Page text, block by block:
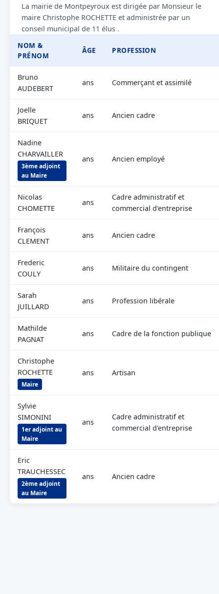
La mairie de Montpeyroux est dirigée par Monsieur le
maire Christophe ROCHETTE et administrée par un
conseil municipal de 11 élus .
NOM &
PRÉNOM
ÂGE PROFESSION
Bruno
AUDEBERT
ans Commerçant et assimilé
Joelle
BRIQUET
ans Ancien cadre
Nadine
CHARVAILLER
3ème adjoint
au Maire
ans Ancien employé
Nicolas
CHOMETTE
ans
Cadre administratif et
commercial d'entreprise
François
CLEMENT
ans Ancien cadre
Frederic
COULY
ans Militaire du contingent
Sarah
JUILLARD
ans Profession libérale
Mathilde
PAGNAT
ans Cadre de la fonction publique
Christophe
ROCHETTE
Maire
ans Artisan
Sylvie
SIMONINI
1er adjoint au
Maire
ans
Cadre administratif et
commercial d'entreprise
Eric
TRAUCHESSEC
2ème adjoint
au Maire
ans Ancien cadre